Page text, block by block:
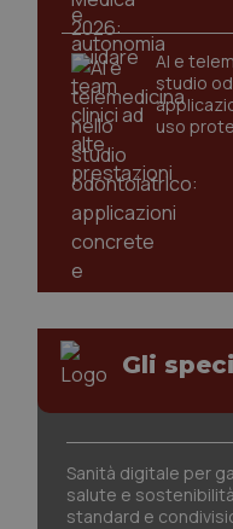
AI e
studio
uso
Gli
Sanità digitale per
salute e
standard e